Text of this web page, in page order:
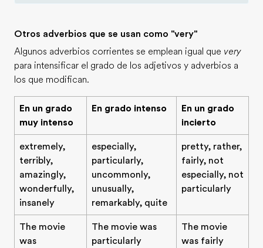
Otros adverbios que se usan como "very"
Algunos adverbios corrientes se emplean igual que very
para intensificar el grado de los adjetivos y adverbios a
los que modifican.
En un grado
muy intenso
En grado intenso
En un grado
incierto
extremely,
terribly,
amazingly,
wonderfully,
insanely
especially,
particularly,
uncommonly,
unusually,
remarkably, quite
pretty, rather,
fairly, not
especially, not
particularly
The movie
was
The movie was
particularly
The movie
was fairly